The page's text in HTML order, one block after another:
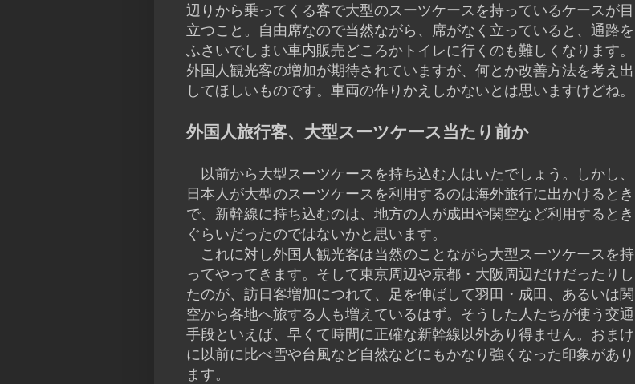
辺りから乗ってくる客で大型のスーツケースを持っているケースが目
立つこと。自由席なので当然ながら、席がなく立っていると、通路を
ふさいでしまい車内販売どころかトイレに行くのも難しくなります。
外国人観光客の増加が期待されていますが、何とか改善方法を考え出
してほしいものです。車両の作りかえしかないとは思いますけどね。
外国人旅行客、大型スーツケース当たり前か
以前から大型スーツケースを持ち込む人はいたでしょう。しかし、
日本人が大型のスーツケースを利用するのは海外旅行に出かけるとき
で、新幹線に持ち込むのは、地方の人が成田や関空など利用するとき
ぐらいだったのではないかと思います。
これに対し外国人観光客は当然のことながら大型スーツケースを持
ってやってきます。そして東京周辺や京都・大阪周辺だけだったりし
たのが、訪日客増加につれて、足を伸ばして羽田・成田、あるいは関
空から各地へ旅する人も増えているはず。そうした人たちが使う交通
手段といえば、早くて時間に正確な新幹線以外あり得ません。おまけ
に以前に比べ雪や台風など自然などにもかなり強くなった印象があり
ます。